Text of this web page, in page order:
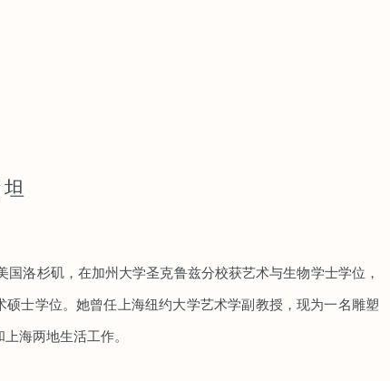
国洛杉矶，在加州大学圣克鲁兹分校获艺术与生物学士学位，
硕士学位。她曾任上海纽约大学艺术学副教授，现为一名雕塑
海两地生活工作。